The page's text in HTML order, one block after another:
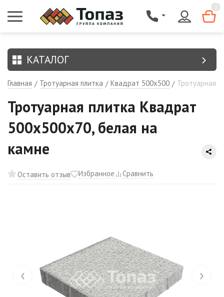
0
КАТАЛОГ
Главная / Тротуарная плитка / Квадрат 500х500 / Тротуарная
Тротуарная плитка Квадрат
500х500х70, белая на
камне
Оставить отзыв Избранное Сравнить
‹ ›